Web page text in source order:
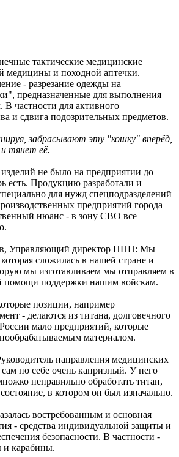
тактические медицинские
медицины и походной аптечки.
- разрезание одежды на
предназначенные для выполнения
В частности для активного
и сдвига подозрительных предметов.
забрасывают эту "кошку" вперёд,
тянет её.
не было на предприятии до
есть. Продукцию разработали и
для нужд спецподразделений
предприятий города
нюанс - в зону СВО все
Управляющий директор НПП: Мы
сложилась в нашей стране и
мы изготавливаем мы отправляем в
помощи поддержки нашим войскам.
позиции, например
- делаются из титана, долговечного
мало предприятий, которые
материалом.
направления медицинских
по себе очень капризный. У него
неправильно обработать титан,
в котором он был изначально.
востребованным и основная
- средства индивидуальной защиты и
безопасности. В частности -
и карабины.